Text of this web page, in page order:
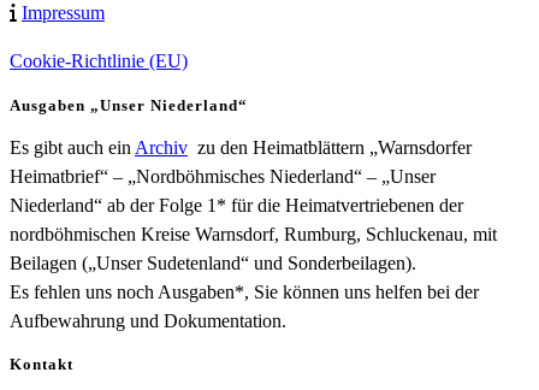
Impressum
Cookie-Richtlinie (EU)
Ausgaben „Unser Niederland“
Es gibt auch ein Archiv zu den Heimatblättern „Warnsdorfer
Heimatbrief“ – „Nordböhmisches Niederland“ – „Unser
Niederland“ ab der Folge 1* für die Heimatvertriebenen der
nordböhmischen Kreise Warnsdorf, Rumburg, Schluckenau, mit
Beilagen („Unser Sudetenland“ und Sonderbeilagen).
Es fehlen uns noch Ausgaben*, Sie können uns helfen bei der
Aufbewahrung und Dokumentation.
Kontakt